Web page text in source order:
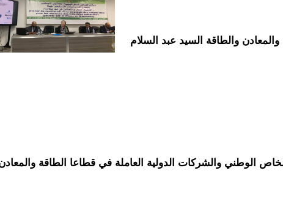
والطاقة السيد عبد السلام
الوطني والشركات الدولية العاملة في قطاعا الطاقة